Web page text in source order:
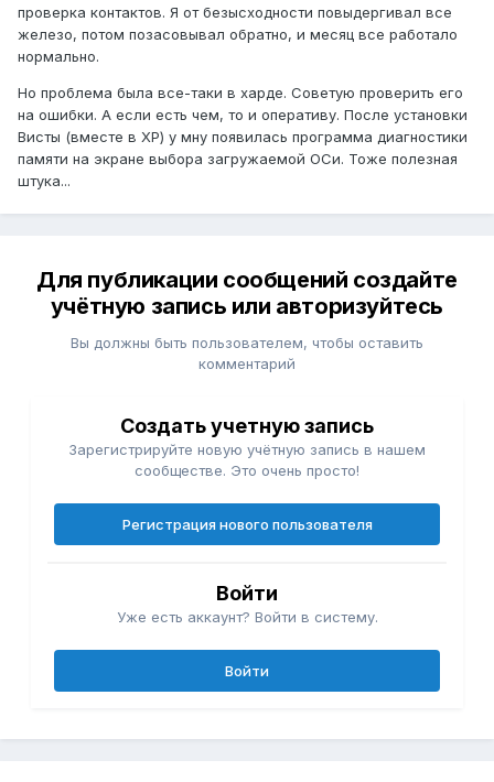
проверка контактов. Я от безысходности повыдергивал все
железо, потом позасовывал обратно, и месяц все работало
нормально.
Но проблема была все-таки в харде. Советую проверить его
на ошибки. А если есть чем, то и оперативу. После установки
Висты (вместе в ХР) у мну появилась программа диагностики
памяти на экране выбора загружаемой ОСи. Тоже полезная
штука...
Для публикации сообщений создайте
учётную запись или авторизуйтесь
Вы должны быть пользователем, чтобы оставить
комментарий
Создать учетную запись
Зарегистрируйте новую учётную запись в нашем
сообществе. Это очень просто!
Регистрация нового пользователя
Войти
Уже есть аккаунт? Войти в систему.
Войти